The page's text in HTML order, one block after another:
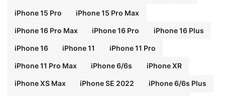
iPhone 15 Pro iPhone 15 Pro Max
iPhone 16 Pro Max iPhone 16 Pro iPhone 16 Plus
iPhone 16 iPhone 11 iPhone 11 Pro
iPhone 11 Pro Max iPhone 6/6s iPhone XR
iPhone XS Max iPhone SE 2022 iPhone 6/6s Plus